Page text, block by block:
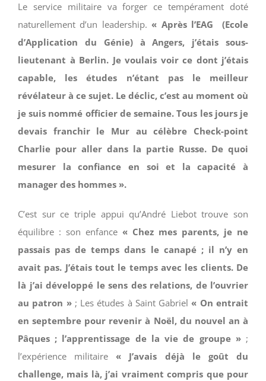
Le service militaire va forger ce tempérament doté
naturellement d’un leadership.« Après l’EAG (Ecole
d’Application du Génie) à Angers, j’étais sous-
lieutenant à Berlin. Je voulais voir ce dont j’étais
capable, les études n’étant pas le meilleur
révélateur à ce sujet. Le déclic, c’est au moment où
je suis nommé officier de semaine. Tous les jours je
devais franchir le Mur au célèbre Check-point
Charlie pour aller dans la partie Russe. De quoi
mesurer la confiance en soi et la capacité à
manager des hommes ».
C’est sur ce triple appui qu’André Liebot trouve son
équilibre : son enfance « Chez mes parents, je ne
passais pas de temps dans le canapé ; il n’y en
avait pas. J’étais tout le temps avec les clients. De
là j’ai développé le sens des relations, de l’ouvrier
au patron »; Les études à Saint Gabriel« On entrait
en septembre pour revenir à Noël, du nouvel an à
Pâques ; l’apprentissage de la vie de groupe »;
l’expérience militaire« J’avais déjà le goût du
challenge, mais là, j’ai vraiment compris que pour